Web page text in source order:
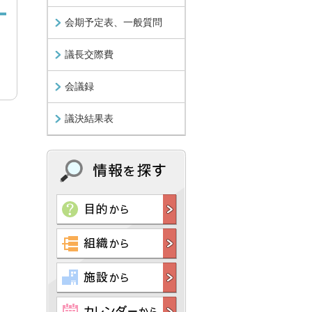
会期予定表、一般質問
議長交際費
会議録
議決結果表